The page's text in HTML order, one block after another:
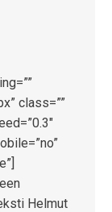
class=””
Helmut